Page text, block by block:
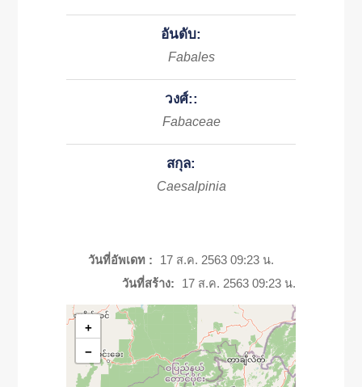
อันดับ:
Fabales
วงศ์::
Fabaceae
สกุล:
Caesalpinia
วันที่อัพเดท :
17 ส.ค. 2563 09:23 น.
วันที่สร้าง:
17 ส.ค. 2563 09:23 น.
+
−